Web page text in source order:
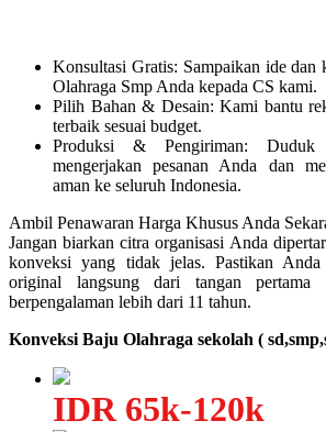
Konsultasi Gratis: Sampaikan ide dan
Olahraga Smp Anda kepada CS kami.
Pilih Bahan & Desain: Kami bantu
terbaik sesuai budget.
Produksi & Pengiriman:
mengerjakan pesanan Anda dan
aman ke seluruh Indonesia.
Ambil Penawaran Harga Khusus Anda
Jangan biarkan citra organisasi Anda
konveksi yang tidak jelas. Pastikan Anda
original langsung dari tangan pertama
berpengalaman lebih dari 11 tahun.
Konveksi Baju Olahraga sekolah (
IDR 65k-120k